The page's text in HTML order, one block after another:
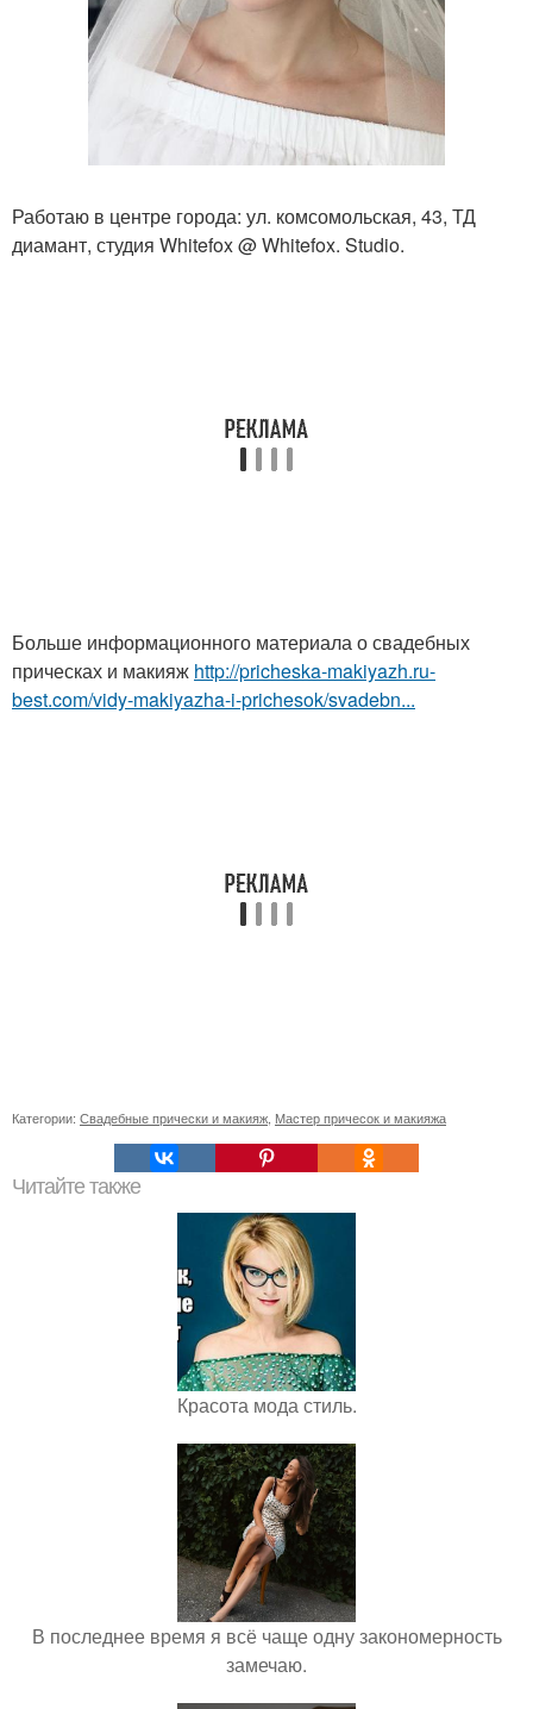
Работаю в центре города: ул. комсомольская, 43, ТД
диамант, студия Whitefox @ Whitefox. Studio.
Больше информационного материала о свадебных
прическах и макияж http://pricheska-makiyazh.ru-
best.com/vidy-makiyazha-i-prichesok/svadebn...
Категории: Свадебные прически и макияж Мастер причесок и макияжа
Читайте также
Красота мода стиль.
В последнее время я всё чаще одну закономерность
замечаю.